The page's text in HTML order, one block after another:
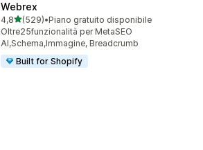
Webrex
4,8stelle su 5
(529)
529 recensioni totali
•Piano gratuito disponibile
Oltre25funzionalità per MetaSEO
AI,Schema,Immagine, Breadcrumb
Built for Shopify